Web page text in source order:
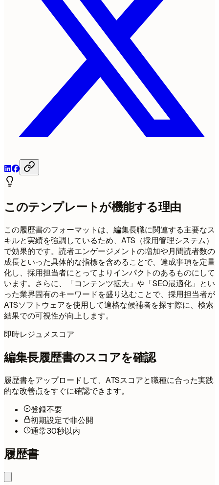
このテンプレートが機能する理由
この履歴書のフォーマットは、編集長職に関連する主要なス
キルと実績を強調しているため、ATS（採用管理システム）
で効果的です。読者エンゲージメントの増加や月間読者数の
成長といった具体的な指標を含めることで、達成事項を定量
化し、採用担当者にとってよりインパクトのあるものにして
います。さらに、「コンテンツ拡大」や「SEO最適化」とい
った業界固有のキーワードを盛り込むことで、採用担当者が
ATSソフトウェアを使用して適格な候補者を探す際に、検索
結果での可視性が向上します。
即時レジュメスコア
編集長履歴書のスコアを確認
履歴書をアップロードして、ATSスコアと職種に合った実践
的な改善点をすぐに確認できます。
登録不要
初期設定で非公開
通常30秒以内
履歴書